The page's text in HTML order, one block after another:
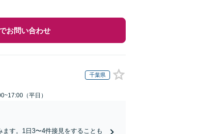
お問い合わせ
千葉県
（平日）
す。1日3〜4件接見をすることも